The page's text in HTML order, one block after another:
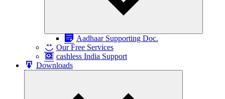
Aadhaar Supporting Doc.
Our Free Services
cashless India Support
Downloads